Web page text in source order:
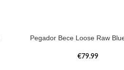
Pegador Bece Loose Raw
€79.99